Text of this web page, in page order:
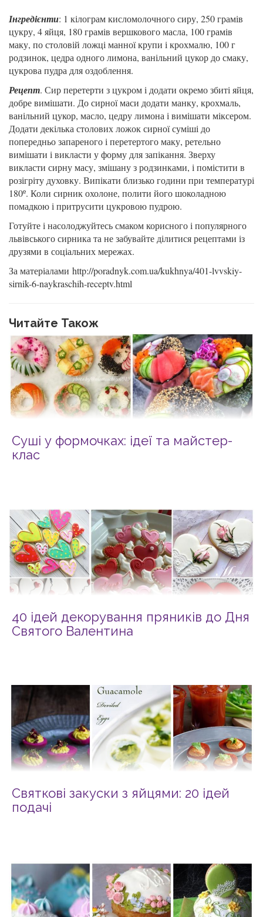
Інгредієнти: 1 кілограм кисломолочного сиру, 250 грамів
цукру, 4 яйця, 180 грамів вершкового масла, 100 грамів
маку, по столовій ложці манної крупи і крохмалю, 100 г
родзинок, цедра одного лимона, ванільний цукор до смаку,
цукрова пудра для оздоблення.
Рецепт. Сир перетерти з цукром і додати окремо збиті яйця,
добре вимішати. До сирної маси додати манку, крохмаль,
ванільний цукор, масло, цедру лимона і вимішати міксером.
Додати декілька столових ложок сирної суміші до
попередньо запареного і перетертого маку, ретельно
вимішати і викласти у форму для запікання. Зверху
викласти сирну масу, змішану з родзинками, і помістити в
розігріту духовку. Випікати близько години при температурі
180º. Коли сирник охолоне, полити його шоколадною
помадкою і притрусити цукровою пудрою.
Готуйте і насолоджуйтесь смаком корисного і популярного
львівського сирника та не забувайте ділитися рецептами із
друзями в соціальних мережах.
За матеріалами http://poradnyk.com.ua/kukhnya/401-lvvskiy-
sirnik-6-naykraschih-receptv.html
Читайте Також
Суші у формочках: ідеї та майстер-
клас
40 ідей декорування пряників до Дня
Святого Валентина
Святкові закуски з яйцями: 20 ідей
подачі